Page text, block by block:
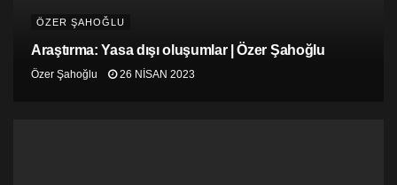
ÖZER ŞAHOĞLU
Araştırma: Yasa dışı oluşumlar | Özer Şahoğlu
Özer Şahoğlu 26 NISAN 2023